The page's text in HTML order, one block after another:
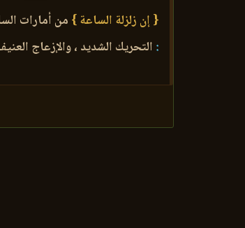
{ إن زلزلة الساعة } من أمارات
: التحريك الشديد ، والإزعاج